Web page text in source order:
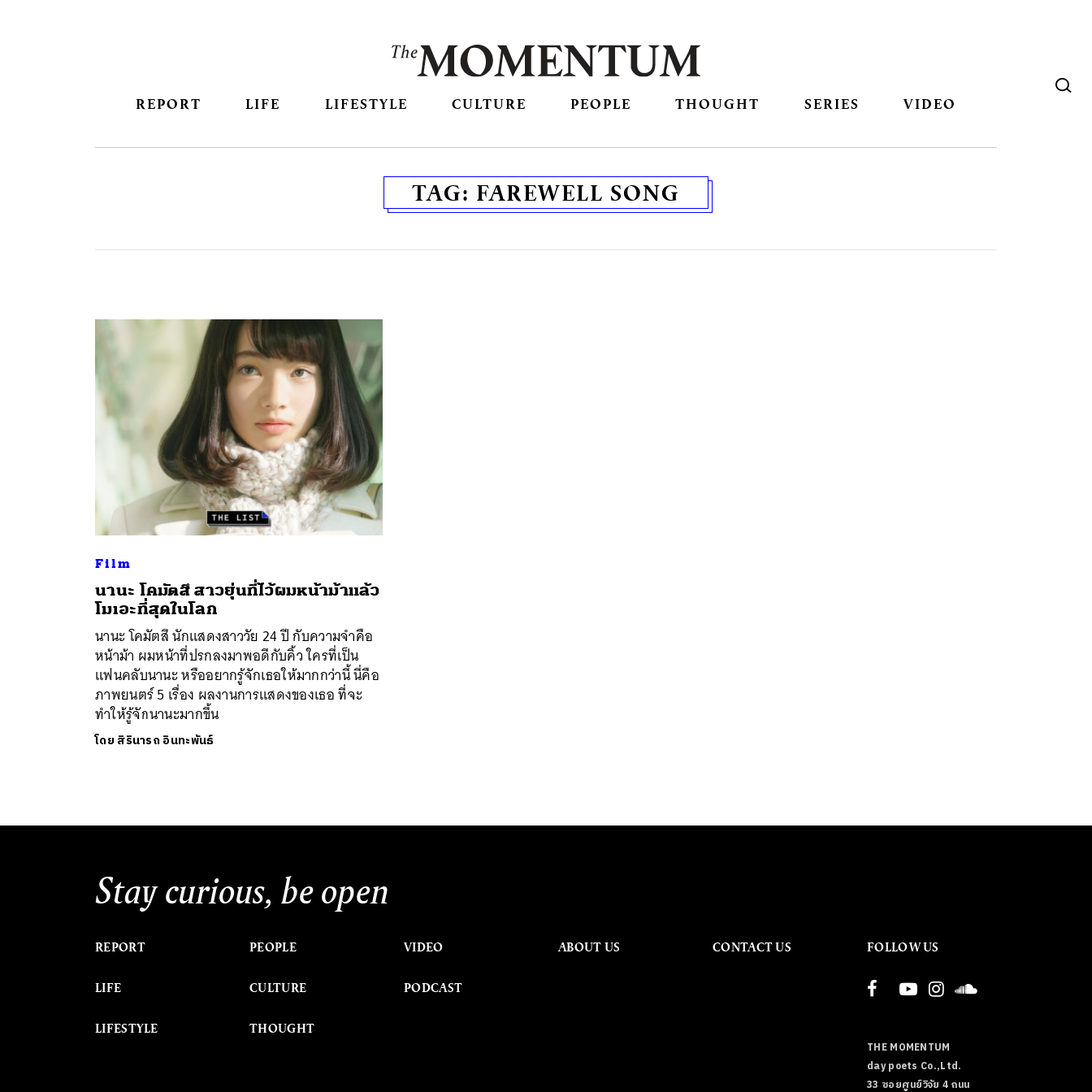
REPORT LIFE LIFESTYLE CULTURE PEOPLE THOUGHT SERIES VIDEO
TAG: FAREWELL SONG
Film
นานะ โคมัตสึ สาวยุ่นที่ไว้ผมหน้าม้าแล้ว
โมเอะที่สุดในโลก
นานะ โคมัตสึ นักแสดงสาววัย 24 ปี กับความจำคือ
หน้าม้า ผมหน้าที่ปรกลงมาพอดีกับคิ้ว ใครที่เป็น
แฟนคลับนานะ หรืออยากรู้จักเธอให้มากกว่านี้ นี่คือ
ภาพยนตร์ 5 เรื่อง ผลงานการแสดงของเธอ ที่จะ
ทำให้รู้จักนานะมากขึ้น
โดย สิรินารถ อินทะพันธ์
Stay curious, be open
REPORT
LIFE
LIFESTYLE
PEOPLE
CULTURE
THOUGHT
VIDEO
PODCAST
ABOUT US CONTACT US FOLLOW US
THE MOMENTUM
day poets Co.,Ltd.
33 ซอยศูนย์วิจัย 4 ถนน
ค้นหา